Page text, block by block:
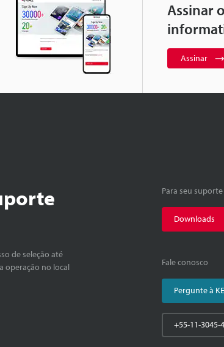
Assinar
Assinar
de seleção até
operação no local
Para seu suporte
Downloads
Fale conosco
Pergunte à
+55-11-3045-